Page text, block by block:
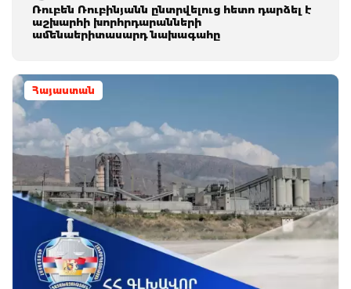
Ռուբեն Ռուբինյանն ընտրվելուց հետո դարձել է
աշխարհի խորհրդարանների
ամենաերիտասարդ նախագահը
Հայաստան